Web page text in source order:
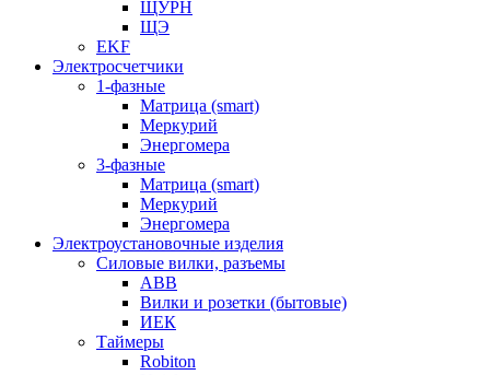
ЩУРН
ЩЭ
EKF
Электросчетчики
1-фазные
Матрица (smart)
Меркурий
Энергомера
3-фазные
Матрица (smart)
Меркурий
Энергомера
Электроустановочные изделия
Силовые вилки, разъемы
ABB
Вилки и розетки (бытовые)
ИЕК
Таймеры
Robiton